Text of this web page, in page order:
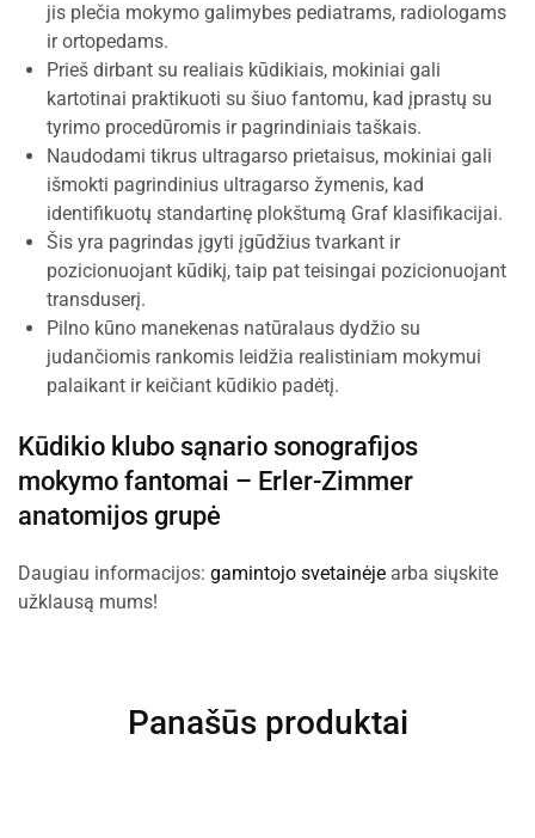
jis plečia mokymo galimybes pediatrams, radiologams
ir ortopedams.
Prieš dirbant su realiais kūdikiais, mokiniai gali
kartotinai praktikuoti su šiuo fantomu, kad įprastų su
tyrimo procedūromis ir pagrindiniais taškais.
Naudodami tikrus ultragarso prietaisus, mokiniai gali
išmokti pagrindinius ultragarso žymenis, kad
identifikuotų standartinę plokštumą Graf klasifikacijai.
Šis yra pagrindas įgyti įgūdžius tvarkant ir
pozicionuojant kūdikį, taip pat teisingai pozicionuojant
transduserį.
Pilno kūno manekenas natūralaus dydžio su
judančiomis rankomis leidžia realistiniam mokymui
palaikant ir keičiant kūdikio padėtį.
Kūdikio klubo sąnario sonografijos
mokymo fantomai – Erler-Zimmer
anatomijos grupė
Daugiau informacijos: gamintojo svetainėje arba siųskite
užklausą mums!
Panašūs produktai